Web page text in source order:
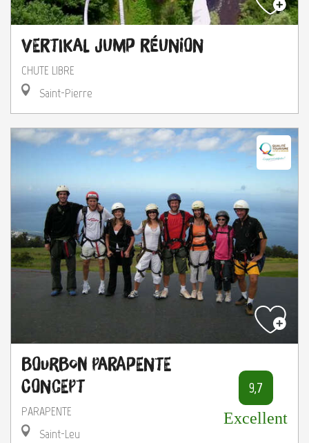
Vertikal Jump Réunion
CHUTE LIBRE
Saint-Pierre
Bourbon Parapente
Concept
PARAPENTE
Saint-Leu
9,7
Excellent